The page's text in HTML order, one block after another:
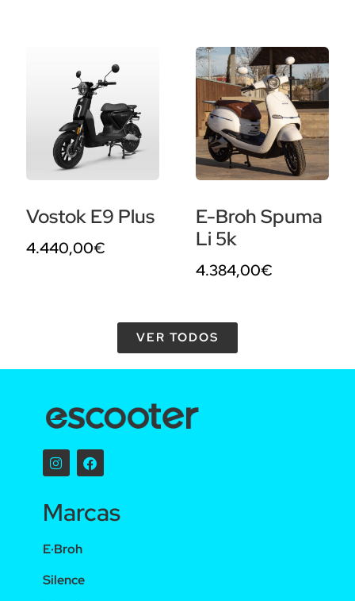
Vostok E9 Plus
4.440,00€
E-Broh Spuma
Li 5k
4.384,00€
VER TODOS
Marcas
E·Broh
Silence